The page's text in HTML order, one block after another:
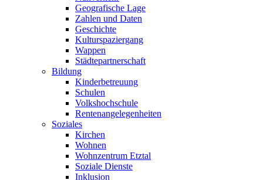
Geografische Lage
Zahlen und Daten
Geschichte
Kulturspaziergang
Wappen
Städtepartnerschaft
Bildung
Kinderbetreuung
Schulen
Volkshochschule
Rentenangelegenheiten
Soziales
Kirchen
Wohnen
Wohnzentrum Etztal
Soziale Dienste
Inklusion